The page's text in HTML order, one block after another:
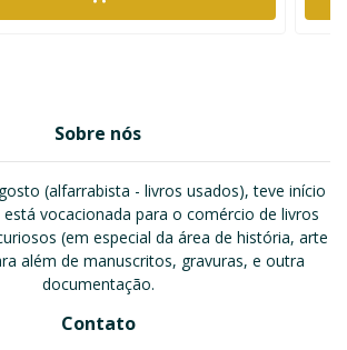
Sobre nós
(alfarrabista - livros usados), teve início
está vocacionada para o comércio de livros
(em especial da área de história, arte
além de manuscritos, gravuras, e outra
documentação.
Contato